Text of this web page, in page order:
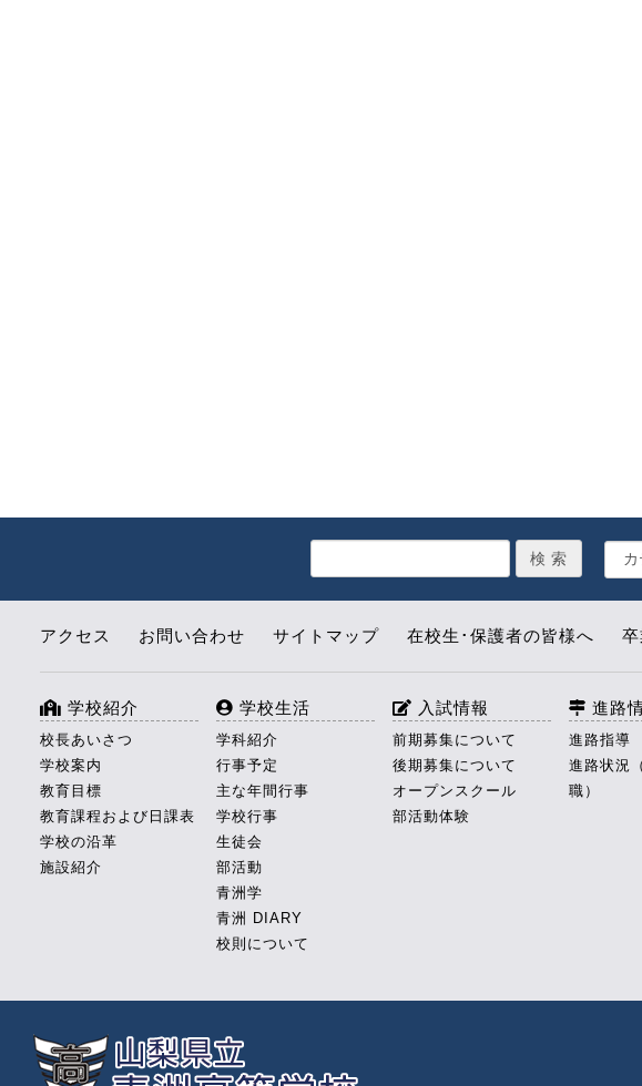
アクセス お問い合わせ サイトマップ 在校生･保護者の皆様へ
学校紹介
校長あいさつ
学校案内
教育目標
教育課程および日課表
学校の沿革
施設紹介
学校生活
学科紹介
行事予定
主な年間行事
学校行事
生徒会
部活動
青洲学
青洲 DIARY
校則について
入試情報
前期募集について
後期募集について
オープンスクール
部活動体験
進路
進路指導
進路状況
職）